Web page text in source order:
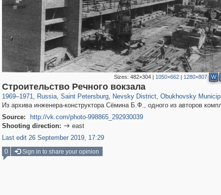
Sizes: 482×304| 1050×662| 1280×807 W
Строительство Речного вокзала
1969–1971, Russia
1,407,325 29,248
, Saint Petersburg
197,255 5,714
, Nevsky District
8,609 134
, Obukhovsky
Из архива инженера-конструктора Сёмина Б.Ф., одного из авторов
Source:
http://vk.com/photo-998865_292930039
Shooting direction:  east
Last edit 26 September 2019, 17:29
0
Sign in to share your opinion